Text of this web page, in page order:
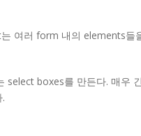
여러 form 내의 elements들
select boxes를 만든다. 매우